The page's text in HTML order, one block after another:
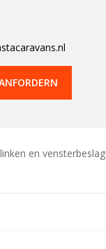
en vensterbeslag